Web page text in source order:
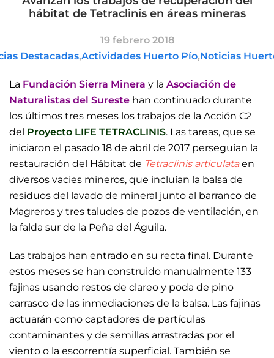
hábitat de Tetraclinis en áreas mineras
19 febrero 2018
Destacadas,Actividades Huerto Pío,Noticias
La Fundación Sierra Minera y la Asociación de
Naturalistas del Sureste han continuado durante
los últimos tres meses los trabajos de la Acción C2
del Proyecto LIFE TETRACLINIS. Las tareas, que se
iniciaron el pasado 18 de abril de 2017 perseguían la
restauración del Hábitat de Tetraclinis articulataen
diversos vacies mineros, que incluían la balsa de
residuos del lavado de mineral junto al barranco de
Magreros y tres taludes de pozos de ventilación, en
la falda sur de la Peña del Águila.
Las trabajos han entrado en su recta final. Durante
estos meses se han construido manualmente 133
fajinas usando restos de clareo y poda de pino
carrasco de las inmediaciones de la balsa. Las fajinas
actuarán como captadores de partículas
contaminantes y de semillas arrastradas por el
viento o la escorrentía superficial. También se